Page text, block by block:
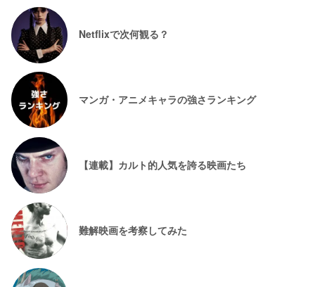
Netflixで次何観る？
マンガ・アニメキャラの強さランキング
【連載】カルト的人気を誇る映画たち
難解映画を考察してみた